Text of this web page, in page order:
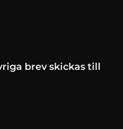
brev skickas till